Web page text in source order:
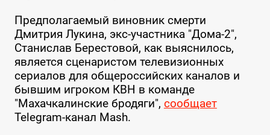
Предполагаемый виновник смерти
Дмитрия Лукина, экс-участника "Дома-2",
Станислав Берестовой, как выяснилось,
является сценаристом телевизионных
сериалов для общероссийских каналов и
бывшим игроком КВН в команде
"Махачкалинские бродяги", сообщает
Telegram-канал Mash.